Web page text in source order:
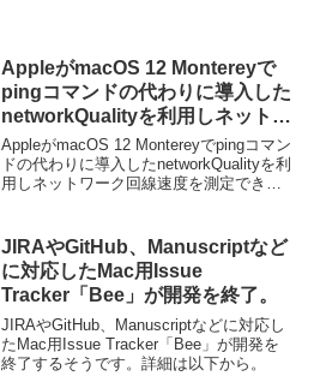
AppleがmacOS 12 Montereyで
pingコマンドの代わりに導入した
networkQualityを利用しネットワ
ーク回線速度を測定できるアプリ
「Speediness」が通信速度のリ
アルタイム表示に対応。
AppleがmacOS 12 Montereyでpingコマン
ドの代わりに導入したnetworkQualityを利
用しネットワーク回線速度を測定できる
以下から...
JIRAやGitHub、Manuscriptなど
に対応したMac用Issue
Tracker「Bee」が開発を終了。
JIRAやGitHub、Manuscriptなどに対応し
たMac用Issue Tracker「Bee」が開発を
終了するそうです。詳細は以下から。